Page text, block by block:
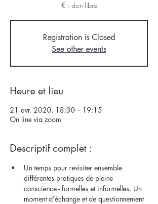
€ : don libre
Registration is Closed
See other events
Heure et lieu
21 avr. 2020, 18:30 – 19:15
On line via zoom
Descriptif complet :
Un temps pour revisiter ensemble
différentes pratiques de pleine
conscience - formelles et informelles. Un
moment d'échange et de questionnement